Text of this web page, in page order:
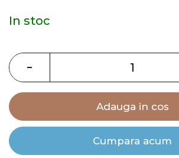
beginning
images
gallery
In stoc
-
Adauga in cos
Cumpara acum